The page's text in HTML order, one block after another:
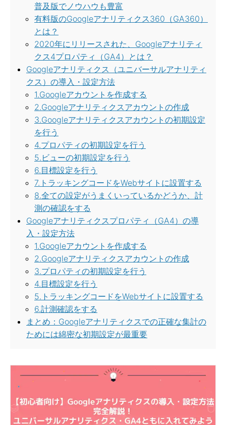
普及版でノウハウも豊富
有料版のGoogleアナリティクス360（GA360）
とは？
2020年にリリースされた、Googleアナリティ
クス4プロパティ（GA4）とは？
Googleアナリティクス（ユニバーサルアナリティ
クス）の導入・設定方法
1.Googleアカウントを作成する
2.Googleアナリティクスアカウントの作成
3.Googleアナリティクスアカウントの初期設定
を行う
4.プロパティの初期設定を行う
5.ビューの初期設定を行う
6.目標設定を行う
7.トラッキングコードをWebサイトに設置する
8.全ての設定がうまくいっているかどうか、計
測の確認をする
Googleアナリティクスプロパティ（GA4）の導
入・設定方法
1.Googleアカウントを作成する
2.Googleアナリティクスアカウントの作成
3.プロパティの初期設定を行う
4.目標設定を行う
5.トラッキングコードをWebサイトに設置する
6.計測確認をする
まとめ：Googleアナリティクスでの正確な集計の
ためには綿密な初期設定が最重要